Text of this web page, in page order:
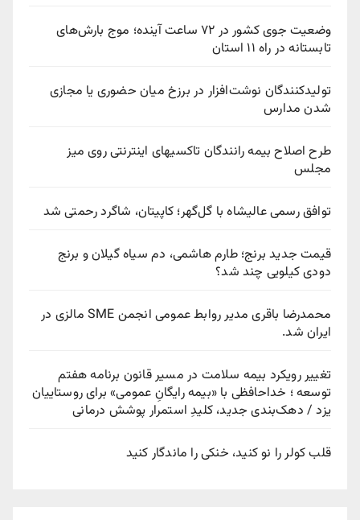
وضعیت جوی کشور در ۷۲ ساعت آینده؛ موج بارش‌های
تابستانه در راه ۱۱ استان
تولیدکنندگان نوشت‌افزار در برزخ میان حضوری یا مجازی
شدن مدارس
طرح اصلاح بیمه رانندگان تاکسیهای اینترنتی روی میز
مجلس
توافق رسمی عالیشاه با گل‌گهر؛ کاپیتان، شاگرد رحمتی شد
قیمت جدید برنج؛ طارم هاشمی، دم سیاه گیلان و برنج
دودی کیلویی چند شد؟
محمدرضا باقری مدیر روابط عمومی انجمن SME مالزی در
ایران شد.
تغییر رویکرد بیمه سلامت در مسیر قانون برنامه هفتم
توسعه ؛ خداحافظی با «بیمه رایگانِ عمومی» برای روستاییان
یزد / دهک‌بندی جدید، کلیدِ استمرار پوشش درمانی
قلب کولر را نو کنید، خنکی را ماندگار کنید